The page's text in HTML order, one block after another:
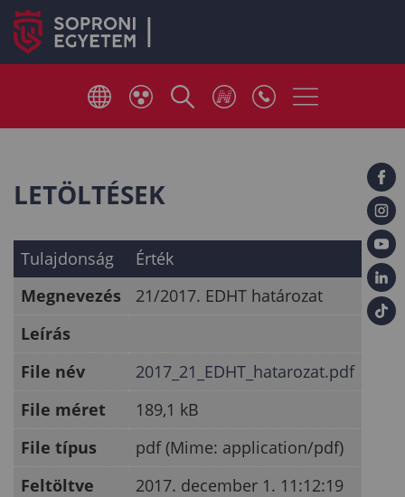
LETÖLTÉSEK
Tulajdonság
Érték
Megnevezés
21/2017. EDHT határozat
Leírás
File név
2017_21_EDHT_hatarozat.pdf
File méret
189,1 kB
File típus
pdf (Mime: application/pdf)
Feltöltve
2017. december 1. 11:12:19